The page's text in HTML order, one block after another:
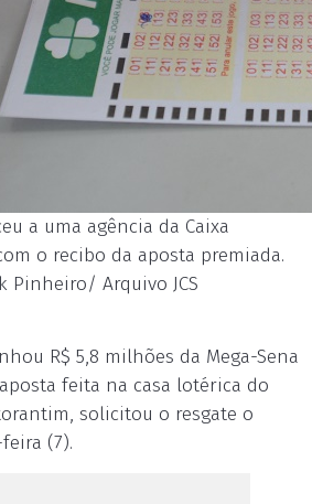
a uma agência da Caixa
o recibo da aposta premiada.
Pinheiro/ Arquivo JCS
R$ 5,8 milhões da Mega-Sena
feita na casa lotérica do
solicitou o resgate o
(7).